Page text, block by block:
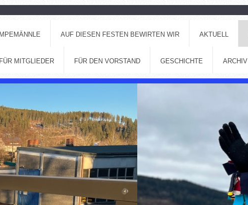
AUF DIESEN FESTEN BEWIRTEN WIR AKTUELL
FÜR MITGLIEDER FÜR DEN VORSTAND GESCHICHTE ARCHIV